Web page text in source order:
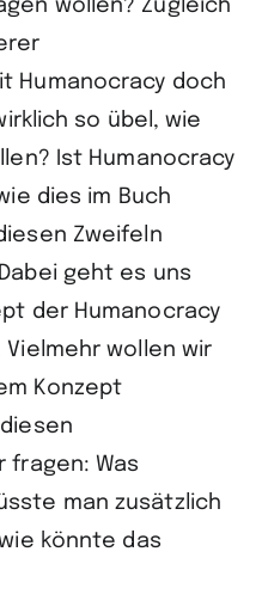
wollen? Zugleich
Humanocracy doch
so übel, wie
Ist Humanocracy
dies im Buch
Zweifeln
geht es uns
der Humanocracy
wollen wir
Konzept
fragen: Was
man zusätzlich
könnte das